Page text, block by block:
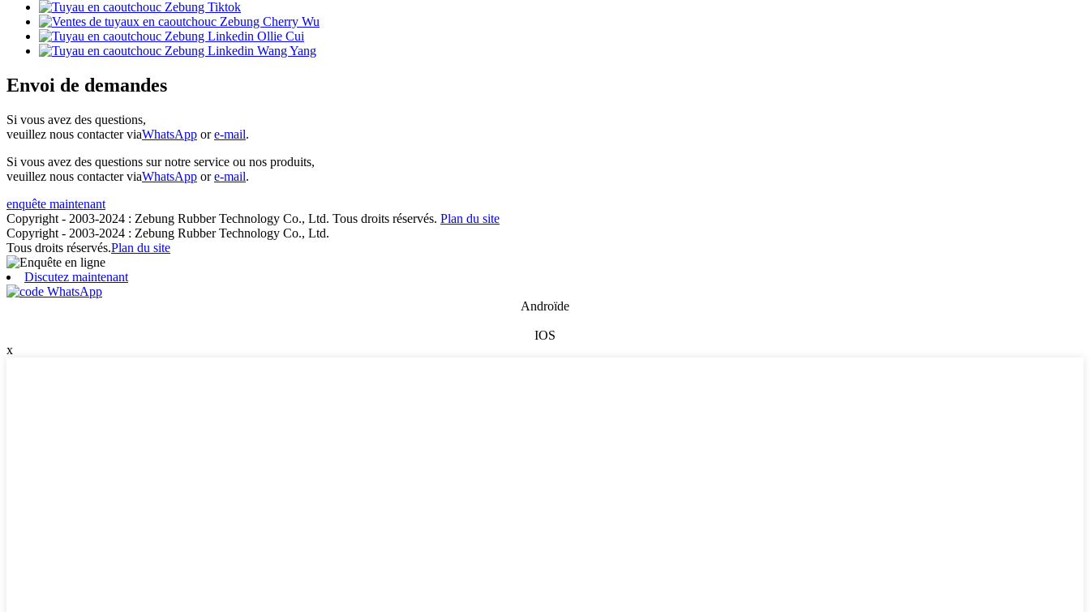
Envoi de demandes
Si vous avez des questions,
veuillez nous contacter viaWhatsApp ore-mail.
Si vous avez des questions sur notre service ou nos produits,
veuillez nous contacter viaWhatsApp ore-mail.
enquête maintenant
Copyright - 2003-2024 : Zebung Rubber Technology Co., Ltd. Tous droits réservés. Plan du site
Copyright - 2003-2024 : Zebung Rubber Technology Co., Ltd.
Tous droits réservés.Plan du site
Discutez maintenant
Androïde
IOS
x